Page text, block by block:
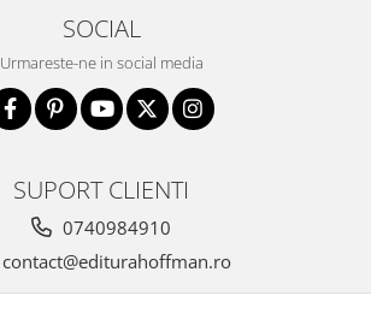
SOCIAL
Urmareste-ne in social media
SUPORT CLIENTI
0740984910
contact@editurahoffman.ro